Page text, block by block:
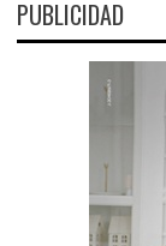
PUBLICIDAD